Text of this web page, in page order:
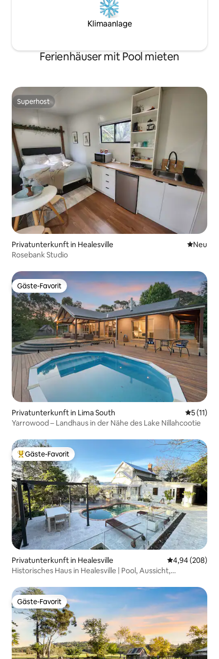
Klimaanlage
Ferienhäuser mit Pool mieten
Superhost
Superhost
Privatunterkunft in Healesville Neue
Neu
Rosebank Studio
Gäste-Favorit
Gäste-Favorit
Privatunterkunft in Lima South
5 (11)
Yarrowood – Landhaus in der Nähe des Lake Nillahcootie
Beliebter Gäste-Favorit.
Gäste-Favorit
Privatunterkunft in Healesville
4,94 (208)
Historisches Haus in Healesville | Pool, Aussicht,
Gäste-Favorit
Gäste-Favorit